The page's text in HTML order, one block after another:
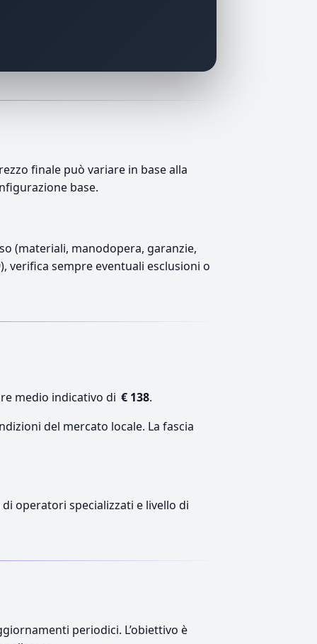
finale può variare in base alla
base.
(materiali, manodopera, garanzie,
verifica sempre eventuali esclusioni o
medio indicativo di € 138.
del mercato locale. La fascia
operatori specializzati e livello di
periodici. L’obiettivo è